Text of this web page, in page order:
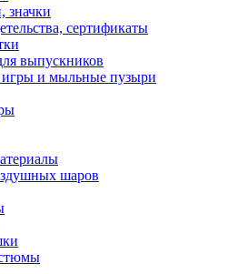
значки
сертификаты
выпускников
и мыльные пузыри
шаров